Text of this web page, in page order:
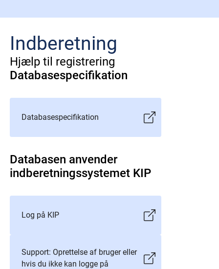
Indberetning
Hjælp til registrering
Databasespecifikation
Databasespecifikation
Databasen anvender
indberetningssystemet KIP
Log på KIP
Support: Oprettelse af bruger eller
hvis du ikke kan logge på